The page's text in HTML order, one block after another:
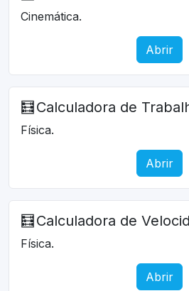
Cinemática.
Abrir
🧮 Calculadora de
Física.
Abrir
🧮 Calculadora de
Física.
Abrir